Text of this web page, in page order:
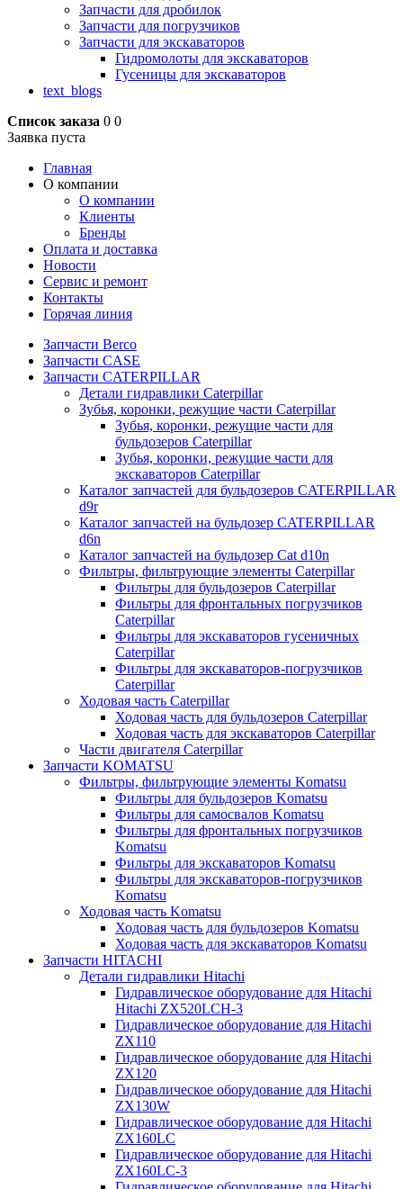
Запчасти для дробилок
Запчасти для погрузчиков
Запчасти для экскаваторов
Гидромолоты для экскаваторов
Гусеницы для экскаваторов
text_blogs
Список заказа 0 0
Заявка пуста
Главная
О компании
О компании
Клиенты
Бренды
Оплата и доставка
Новости
Сервис и ремонт
Контакты
Горячая линия
Запчасти Berco
Запчасти CASE
Запчасти CATERPILLAR
Детали гидравлики Caterpillar
Зубья, коронки, режущие части Caterpillar
Зубья, коронки, режущие части для
бульдозеров Caterpillar
Зубья, коронки, режущие части для
экскаваторов Caterpillar
Каталог запчастей для бульдозеров CATERPILLAR
d9r
Каталог запчастей на бульдозер CATERPILLAR
d6n
Каталог запчастей на бульдозер Сat d10n
Фильтры, фильтрующие элементы Caterpillar
Фильтры для бульдозеров Caterpillar
Фильтры для фронтальных погрузчиков
Caterpillar
Фильтры для экскаваторов гусеничных
Caterpillar
Фильтры для экскаваторов-погрузчиков
Caterpillar
Ходовая часть Caterpillar
Ходовая часть для бульдозеров Caterpillar
Ходовая часть для экскаваторов Caterpillar
Части двигателя Caterpillar
Запчасти KOMATSU
Фильтры, фильтрующие элементы Komatsu
Фильтры для бульдозеров Komatsu
Фильтры для самосвалов Komatsu
Фильтры для фронтальных погрузчиков
Komatsu
Фильтры для экскаваторов Komatsu
Фильтры для экскаваторов-погрузчиков
Komatsu
Ходовая часть Komatsu
Ходовая часть для бульдозеров Komatsu
Ходовая часть для экскаваторов Komatsu
Запчасти HITACHI
Детали гидравлики Hitachi
Гидравлическое оборудование для Hitachi
Hitachi ZX520LCH-3
Гидравлическое оборудование для Hitachi
ZX110
Гидравлическое оборудование для Hitachi
ZX120
Гидравлическое оборудование для Hitachi
ZX130W
Гидравлическое оборудование для Hitachi
ZX160LC
Гидравлическое оборудование для Hitachi
ZX160LC-3